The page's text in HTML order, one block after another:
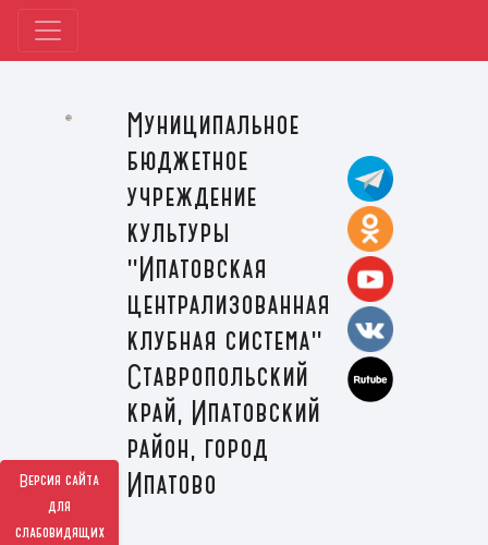
Версия сайта
для
слабовидящих
Муниципальное
бюджетное
учреждение
культуры
"Ипатовская
централизованная
клубная система"
Ставропольский
край, Ипатовский
район, город
Ипатово